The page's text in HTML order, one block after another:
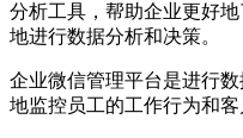
分析工具，帮助企业更好
地进行数据分析和决策。
企业微信管理平台是进行
地监控员工的工作行为和